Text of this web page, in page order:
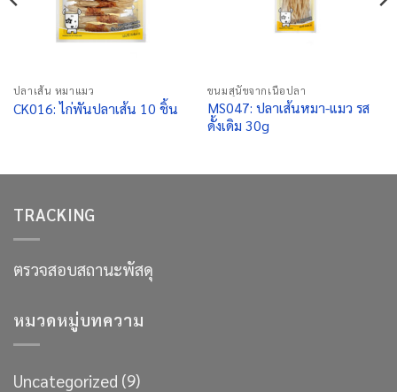
ปลาเส้น หมาแมว
CK016: ไก่พันปลาเส้น 10 ชิ้น
ขนมสุนัขจากเนื้อปลา
MS047: ปลาเส้นหมา-แมว รส
ดั้งเดิม 30g
TRACKING
ตรวจสอบสถานะพัสดุ
หมวดหมู่บทความ
Uncategorized (9)